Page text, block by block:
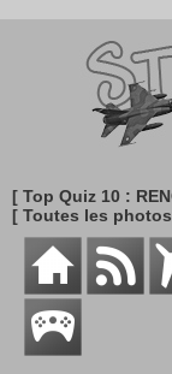
[ Top Quiz 10 :
[ Toutes les